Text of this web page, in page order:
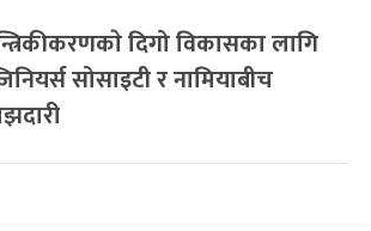
दिगो विकासका लागि
सोसाइटी र नामियाबीच